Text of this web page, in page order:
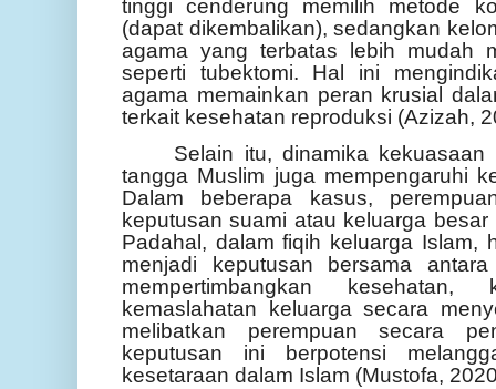
tinggi cenderung memilih metode
(dapat dikembalikan), sedangkan
agama yang terbatas lebih mudah
seperti tubektomi. Hal ini
agama memainkan peran krusial
terkait kesehatan reproduksi (Azizah,
Selain itu, dinamika
tangga Muslim juga mempengaruhi
Dalam beberapa kasus,
keputusan suami atau keluarga
Padahal, dalam fiqih keluarga Islam,
menjadi keputusan bersama
mempertimbangkan
kemaslahatan keluarga secara
melibatkan perempuan secara
keputusan ini berpotensi
kesetaraan dalam Islam (Mustofa,